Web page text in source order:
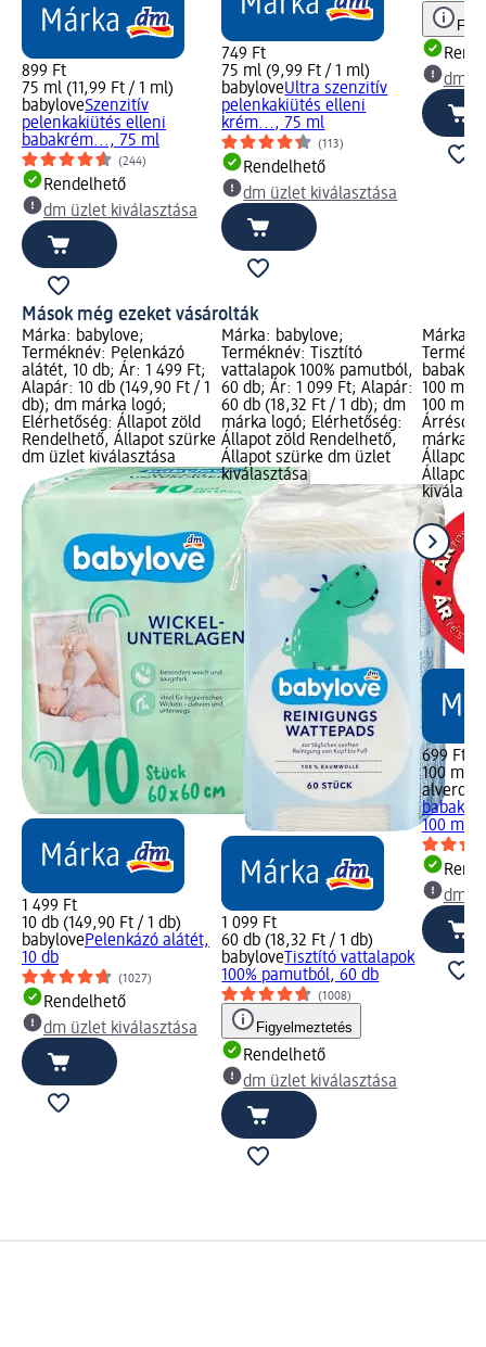
899 Ft
75 ml (11,99 Ft / 1 ml)
babyloveSzenzitív
pelenkakiütés elleni
babakrém..., 75 ml
(244)
Rendelhető
dm üzlet kiválasztása
749 Ft
75 ml (9,99 Ft / 1 ml)
babyloveUltra szenzitív
pelenkakiütés elleni
krém..., 75 ml
(113)
Rendelhető
dm üzlet kiválasztása
dm
Mások még ezeket vásárolták
Márka: babylove;
Terméknév: Pelenkázó
alátét, 10 db; Ár: 1 499 Ft;
Alapár: 10 db (149,90 Ft / 1
db); dm márka logó;
Elérhetőség: Állapot zöld
Rendelhető, Állapot szürke
dm üzlet kiválasztása
1 499 Ft
10 db (149,90 Ft / 1 db)
babylovePelenkázó alátét,
10 db
(1027)
Rendelhető
dm üzlet kiválasztása
Márka: babylove;
Terméknév: Tisztító
vattalapok 100% pamutból,
60 db; Ár: 1 099 Ft; Alapár:
60 db (18,32 Ft / 1 db); dm
márka logó; Elérhetőség:
Állapot zöld Rendelhető,
Állapot szürke dm üzlet
kiválasztása
1 099 Ft
60 db (18,32 Ft / 1 db)
babylove Tisztító vattalapok
100% pamutból, 60 db
(1008)
Figyelmeztetés
Rendelhető
dm üzlet kiválasztása
Márka:
100 ml;
100 ml
márka
Állapot
Állapot
699 Ft
100 ml
alverde
100 ml
dm